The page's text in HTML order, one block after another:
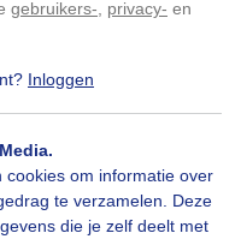
gebruikers- privacy- en
Inloggen
cookies om informatie over
te verzamelen. Deze
die je zelf deelt met
te passen